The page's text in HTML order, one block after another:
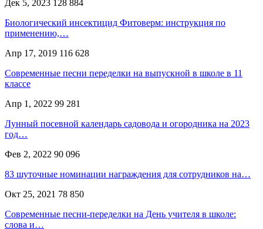
Дек 5, 2023 128 884
Биологический инсектицид Фитоверм: инструкция по
применению,…
Апр 17, 2019 116 628
Современные песни переделки на выпускной в школе в 11
классе
Апр 1, 2022 99 281
Лунный посевной календарь садовода и огородника на 2023
год…
Фев 2, 2022 90 096
83 шуточные номинации награждения для сотрудников на…
Окт 25, 2021 78 850
Современные песни-переделки на День учителя в школе:
слова и…